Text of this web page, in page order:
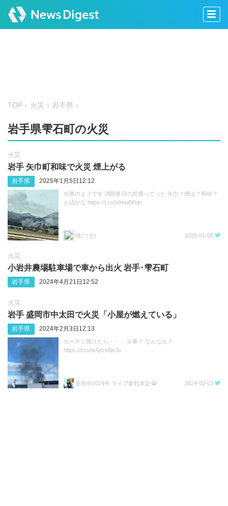
TOP 火災 岩手県
岩手県雫石町の火災
火災
岩手 矢巾町和味で火災 煙上がる
岩手県 2025年1月5日12:12
火事のようです 消防車目の前通ってった 矢巾？煙山？和味？
ら辺かな https://t.co/ri0eiuBHqn
槻(つき) 2025-01-05
火災
小岩井農場駐車場で車から出火 岩手･雫石町
岩手県 2024年4月21日12:52
火災
岩手 盛岡市中太田で火災「小屋が燃えている」
岩手県 2024年2月3日12:13
カーテン開けたら・・・ 火事？ なんなん？
https://t.co/wApzkBjv3v
室長@2024年 ライブ参戦未定😭 2024-02-03